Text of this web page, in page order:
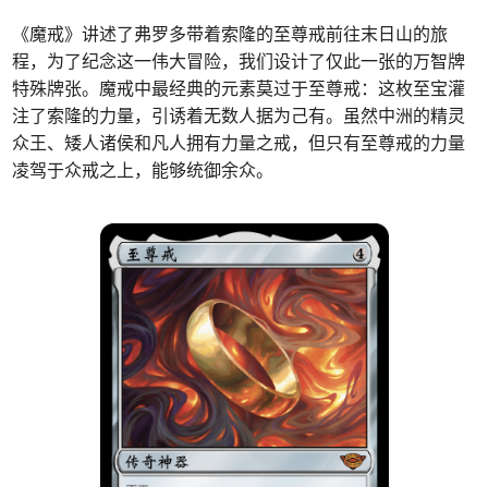
《魔戒》讲述了弗罗多带着索隆的至尊戒前往末日山的旅
程，为了纪念这一伟大冒险，我们设计了仅此一张的万智牌
特殊牌张。魔戒中最经典的元素莫过于至尊戒：这枚至宝灌
注了索隆的力量，引诱着无数人据为己有。虽然中洲的精灵
众王、矮人诸侯和凡人拥有力量之戒，但只有至尊戒的力量
凌驾于众戒之上，能够统御余众。